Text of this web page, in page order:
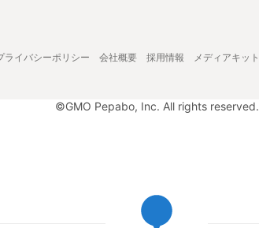
ライバシーポリシー 会社概要 採用情報 メディアキット
©GMO Pepabo, Inc. All rights reserved.